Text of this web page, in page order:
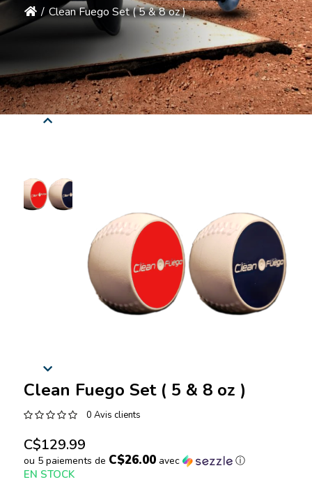
/ Clean Fuego Set ( 5 & 8 oz )
Clean Fuego Set ( 5 & 8 oz )
0 Avis clients
C$129.99
ou 5 paiements de C$26.00avec ⓘ
EN STOCK